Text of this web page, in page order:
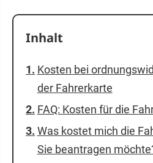
Inhalt
Kosten bei
der Fahrerkarte
FAQ: Kosten für die
Was kostet mich die
Sie beantragen